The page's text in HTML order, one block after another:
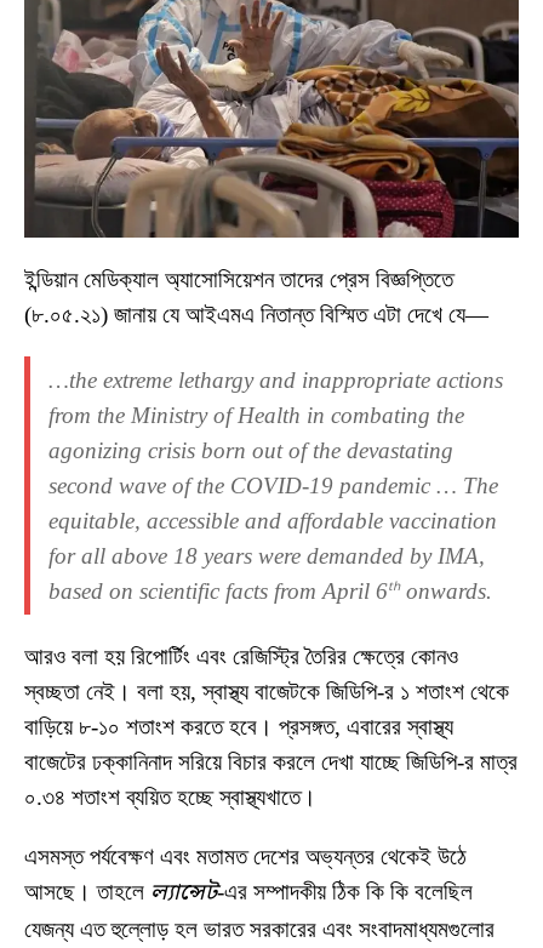
ইন্ডিয়ান মেডিক্যাল অ্যাসোসিয়েশন তাদের প্রেস বিজ্ঞপ্তিতে
(৮.০৫.২১) জানায় যে আইএমএ নিতান্ত বিস্মিত এটা দেখে যে—
…the extreme lethargy and inappropriate actions
from the Ministry of Health in combating the
agonizing crisis born out of the devastating
second wave of the COVID-19 pandemic … The
equitable, accessible and affordable vaccination
for all above 18 years were demanded by IMA,
based on scientific facts from April 6thonwards.
আরও বলা হয় রিপোর্টিং এবং রেজিস্ট্রি তৈরির ক্ষেত্রে কোনও
স্বচ্ছতা নেই। বলা হয়, স্বাস্থ্য বাজেটকে জিডিপি-র ১ শতাংশ থেকে
বাড়িয়ে ৮-১০ শতাংশ করতে হবে। প্রসঙ্গত, এবারের স্বাস্থ্য
বাজেটের ঢক্কানিনাদ সরিয়ে বিচার করলে দেখা যাচ্ছে জিডিপি-র মাত্র
০.৩৪ শতাংশ ব্যয়িত হচ্ছে স্বাস্থ্যখাতে।
এসমস্ত পর্যবেক্ষণ এবং মতামত দেশের অভ্যন্তর থেকেই উঠে
আসছে। তাহলে ল্যান্সেট-এর সম্পাদকীয় ঠিক কি কি বলেছিল
যেজন্য এত হুল্লোড় হল ভারত সরকারের এবং সংবাদমাধ্যমগুলোর